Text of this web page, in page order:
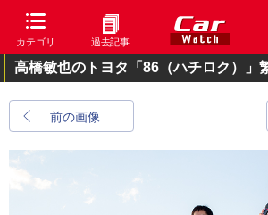
カテゴリ 過去記事
高橋敏也のトヨタ「86（ハチロク）」
前の画像